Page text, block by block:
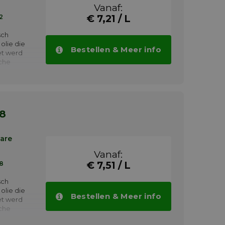
lange
die
werd
met
Vanaf:
€ 7,21 / L
Bestellen & Meer info
die
werd
met
Vanaf:
€ 7,51 / L
Bestellen & Meer info